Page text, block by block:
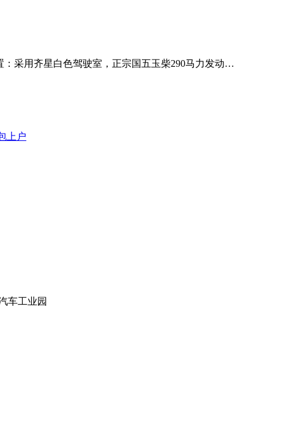
采用齐星白色驾驶室，正宗国五玉柴290马力发动…
上户
车工业园